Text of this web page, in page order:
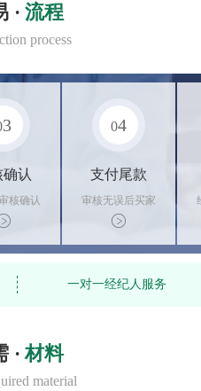
· 流程
process
3
认
核确认
状态
04
支付尾款
审核无误后买家
支付尾款，卖家
办理相关手续
一对一经纪人服务
· 材料
material